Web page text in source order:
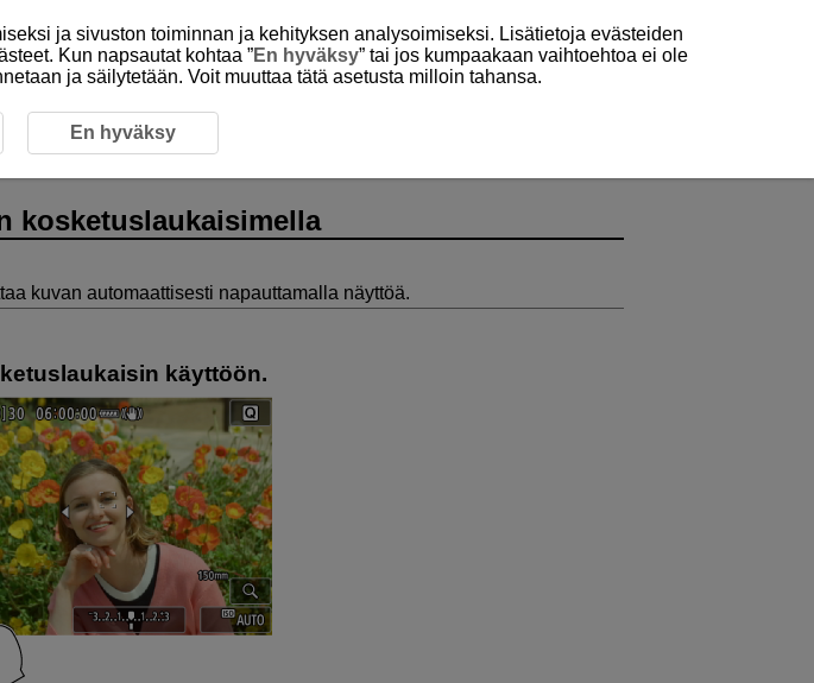
kosketuslaukaisimella
kosketuslaukaisimella
kuvan automaattisesti napauttamalla näyttöä.
käyttöön.
ja sivuston toiminnan ja kehityksen analysoimiseksi. Lisätietoja evästeiden
Kun napsautat kohtaa ”En hyväksy” tai jos kumpaakaan vaihtoehtoa ei ole
ja säilytetään. Voit muuttaa tätä asetusta milloin tahansa.
En hyväksy